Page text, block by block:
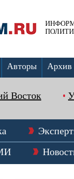
Авторы Архив
Восток